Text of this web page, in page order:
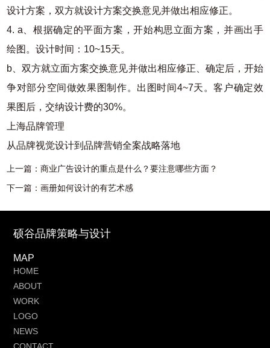
设计方案，双方就设计方案交换意见并做出相应修正。
4. a、根据确定的平面方案，开始构思立面方案，并画出手
绘图。设计时间：10~15天。
b、双方就立面方案交换意见并做出相应修正、确定后，开始
争对部分空间做效果图制作。出图时间4~7天。客户确定效
果图后，交纳设计费的30%。
上海品牌管理
从品牌视觉设计到品牌营销全案战略落地
上一篇：商业广告设计的重点是什么？要注意哪些方面？
下一篇：画册如何设计的有艺术感
硕谷品牌策略与设计
MAP
HOME
ABOUT
WORK
LOGO
NEWS